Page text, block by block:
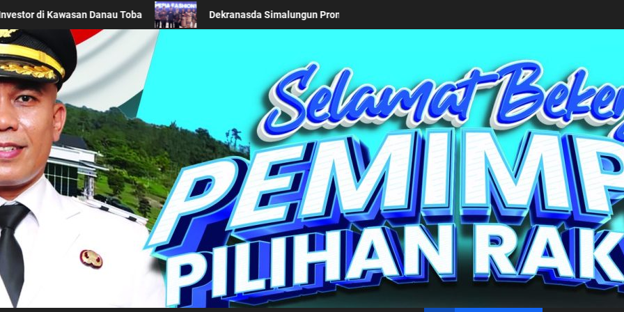
Daerah di Acara BTN Indonesia Fashion Week 2026 Keseriusan Pemkab Simalungun bersama Kemendagri Kawal
Simalungun